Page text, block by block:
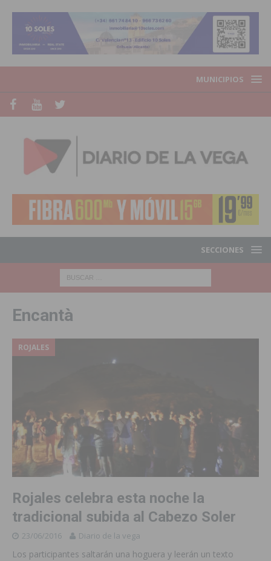
MUNICIPIOS
SECCIONES
Encantà
ROJALES
Rojales celebra esta noche la
tradicional subida al Cabezo Soler
23/06/2016 Diario de la vega
Los participantes saltarán una hoguera y leerán un texto